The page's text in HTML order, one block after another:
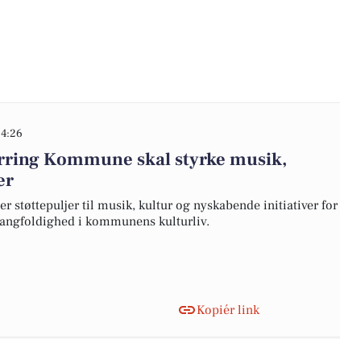
Kommune skal styrke musik,
støttepuljer til musik, kultur og nyskabende initiativer for
i kommunens kulturliv.
Kopiér link